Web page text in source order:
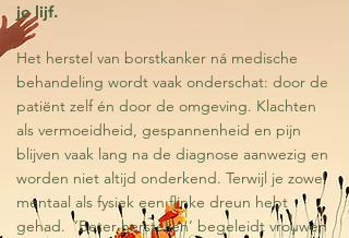
je lijf.
Het herstel van borstkanker ná medische
behandeling wordt vaak onderschat: door de
patiënt zelf én door de omgeving. Klachten
als vermoeidheid, gespannenheid en pijn
blijven vaak lang na de diagnose aanwezig en
worden niet altijd onderkend. Terwijl je zowel
mentaal als fysiek een flinke dreun hebt
gehad. ‘Beter herstellen’ begeleidt vrouwen